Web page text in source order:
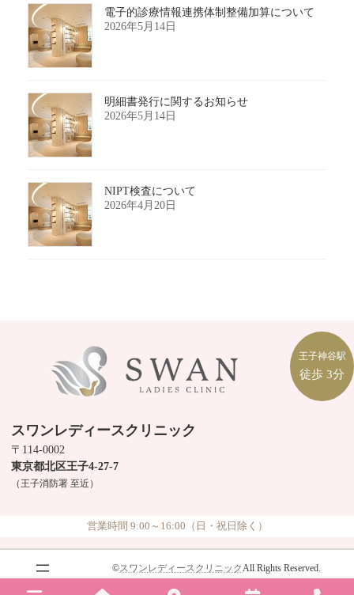
電子的診療情報連携体制整備加算について
2026年5月14日
明細書発行に関するお知らせ
2026年5月14日
NIPT検査について
2026年4月20日
スワンレディースクリニック
〒114-0002
東京都北区王子4-27-7
（王子消防署 至近）
王子神谷駅
徒歩 3分
営業時間 9:00～16:00（日・祝日除く）
©スワンレディースクリニック All Rights Reserved.